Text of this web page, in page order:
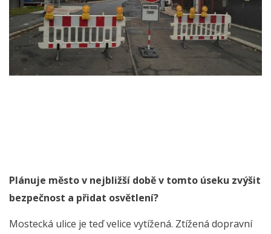
Plánuje město v nejbližší době v tomto úseku zvýšit
bezpečnost a přidat osvětlení?
Mostecká ulice je teď velice vytížená. Ztížená dopravní